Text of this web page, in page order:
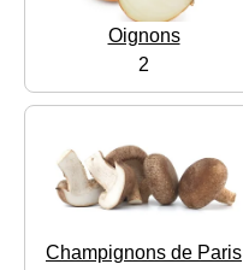
Oignons
2
Champignons de Paris